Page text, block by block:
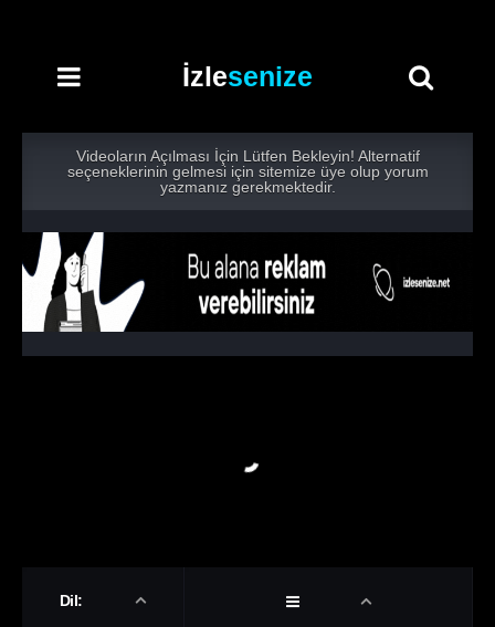
İzlesenize
Videoların Açılması İçin Lütfen Bekleyin! Alternatif
seçeneklerinin gelmesi için sitemize üye olup yorum
yazmanız gerekmektedir.
Dil: